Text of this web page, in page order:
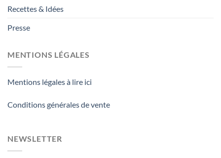
Recettes & Idées
Presse
MENTIONS LÉGALES
Mentions légales à lire ici
Conditions générales de vente
NEWSLETTER